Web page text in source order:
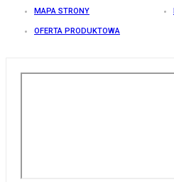
MAPA STRONY
OFERTA PRODUKTOWA